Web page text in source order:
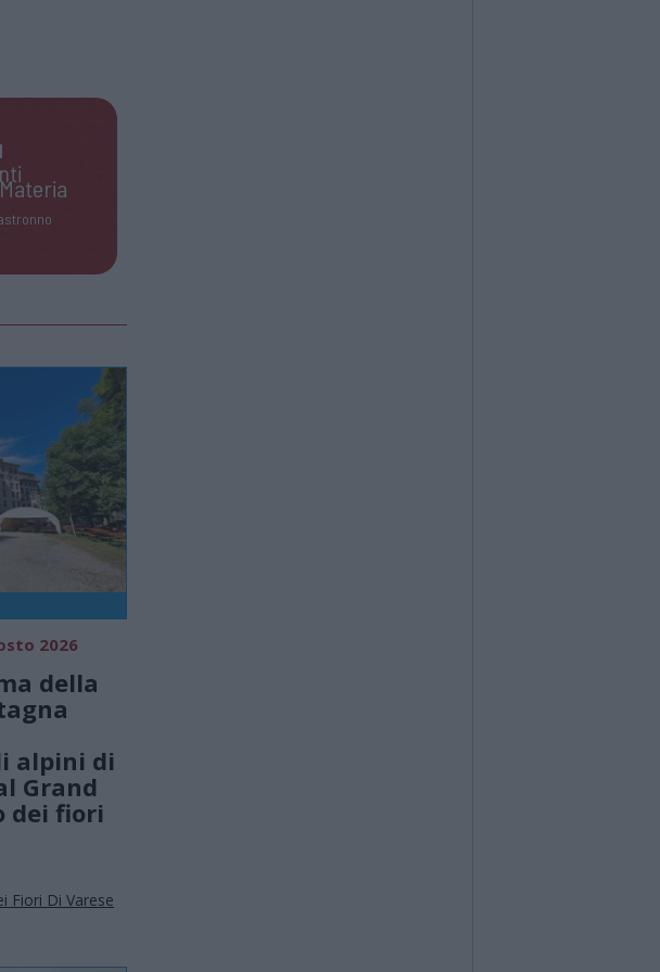
2026
della
alpini di
Grand
dei fiori
Fiori Di Varese